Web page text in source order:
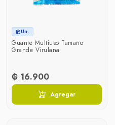
Un.
Guante Multiuso Tamaño
Grande Virulana
₲ 16.900
Agregar